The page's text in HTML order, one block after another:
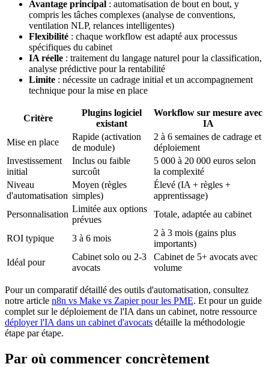
Avantage principal : automatisation de bout en bout, y
compris les tâches complexes (analyse de conventions,
ventilation NLP, relances intelligentes)
Flexibilité : chaque workflow est adapté aux processus
spécifiques du cabinet
IA réelle : traitement du langage naturel pour la classification,
analyse prédictive pour la rentabilité
Limite : nécessite un cadrage initial et un accompagnement
technique pour la mise en place
Critère
Plugins logiciel
existant
Workflow sur mesure avec
IA
Mise en place
Rapide (activation
de module)
2 à 6 semaines de cadrage et
déploiement
Investissement
initial
Inclus ou faible
surcoût
5 000 à 20 000 euros selon
la complexité
Niveau
d'automatisation
Moyen (règles
simples)
Élevé (IA + règles +
apprentissage)
Personnalisation
Limitée aux options
prévues
Totale, adaptée au cabinet
ROI typique 3 à 6 mois
2 à 3 mois (gains plus
importants)
Idéal pour
Cabinet solo ou 2-3
avocats
Cabinet de 5+ avocats avec
volume
Pour un comparatif détaillé des outils d'automatisation, consultez
notre article n8n vs Make vs Zapier pour les PME. Et pour un guide
complet sur le déploiement de l'IA dans un cabinet, notre ressource
déployer l'IA dans un cabinet d'avocats détaille la méthodologie
étape par étape.
Par où commencer concrètement